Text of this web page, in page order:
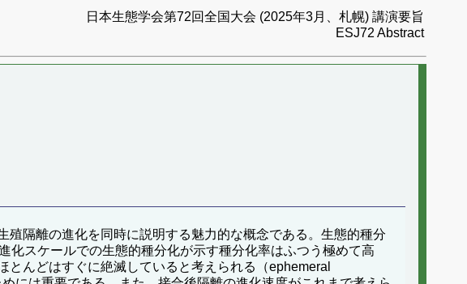
日本生態学会第72回全国大会 (2025年3月、札幌) 講演要旨
ESJ72 Abstract
隔離の進化を同時に説明する魅力的な概念である。生態的種分
スケールでの生態的種分化が示す種分化率はふつう極めて高
んどはすぐに絶滅していると考えられる（ephemeral